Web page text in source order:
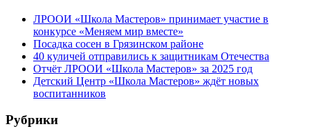
ЛРООИ «Школа Мастеров» принимает участие в
конкурсе «Меняем мир вместе»
Посадка сосен в Грязинском районе
40 куличей отправились к защитникам Отечества
Отчёт ЛРООИ «Школа Мастеров» за 2025 год
Детский Центр «Школа Мастеров» ждёт новых
воспитанников
Рубрики